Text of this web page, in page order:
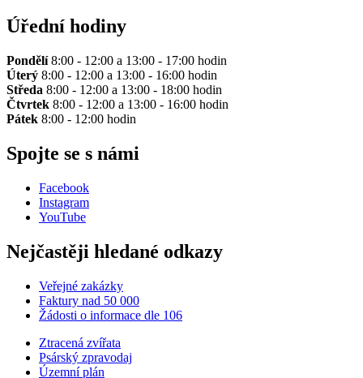
Úřední hodiny
Pondělí8:00 - 12:00 a 13:00 - 17:00 hodin
Úterý 8:00 - 12:00 a 13:00 - 16:00 hodin
Středa 8:00 - 12:00 a 13:00 - 18:00 hodin
Čtvrtek 8:00 - 12:00 a 13:00 - 16:00 hodin
Pátek 8:00 - 12:00 hodin
Spojte se s námi
Facebook
Instagram
YouTube
Nejčastěji hledané odkazy
Veřejné zakázky
Faktury nad 50 000
Žádosti o informace dle 106
Ztracená zvířata
Psárský zpravodaj
Územní plán